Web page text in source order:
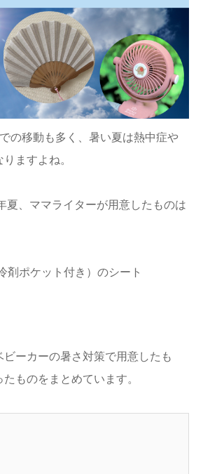
の移動も多く、暑い夏は熱中症や
ますよね。
夏、ママライターが用意したものは
剤ポケット付き）のシート
ビーカーの暑さ対策で用意したも
ものをまとめています。